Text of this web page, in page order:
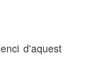
d'aquest